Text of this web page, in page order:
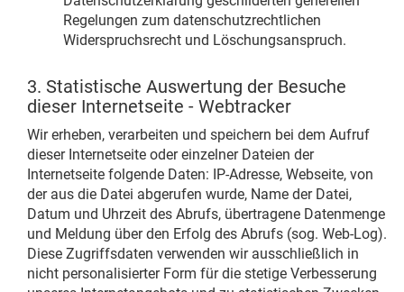
Regelungen zum datenschutzrechtlichen
Widerspruchsrecht und Löschungsanspruch.
3. Statistische Auswertung der Besuche
dieser Internetseite - Webtracker
Wir erheben, verarbeiten und speichern bei dem Aufruf
dieser Internetseite oder einzelner Dateien der
Internetseite folgende Daten: IP-Adresse, Webseite, von
der aus die Datei abgerufen wurde, Name der Datei,
Datum und Uhrzeit des Abrufs, übertragene Datenmenge
und Meldung über den Erfolg des Abrufs (sog. Web-Log).
Diese Zugriffsdaten verwenden wir ausschließlich in
nicht personalisierter Form für die stetige Verbesserung